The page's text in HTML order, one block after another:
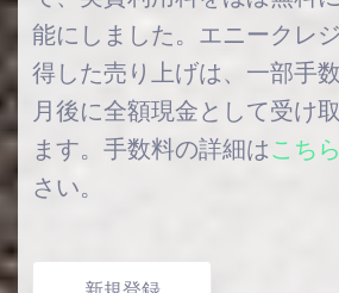
能にしました。エニークレ
得した売り上げは、一部手
月後に全額現金として受け
ます。手数料の詳細はこちら
さい。